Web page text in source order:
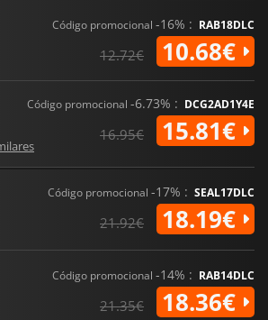
Código promocional -16% : RAB18DLC
12.72€ 10.68€
Código promocional -6.73% : DCG2AD1Y4E
16.95€ 15.81€
Código promocional -17% : SEAL17DLC
21.92€ 18.19€
Código promocional -14% : RAB14DLC
21.35€ 18.36€